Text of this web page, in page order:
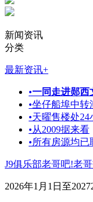
新闻资讯
分类
最新资讯+
•一同走进郧西
•坐仔船埠中转
•天曜售楼处
•从2009据来看
•所有房源均
J9俱乐部老哥吧!老
2026年1月1日至